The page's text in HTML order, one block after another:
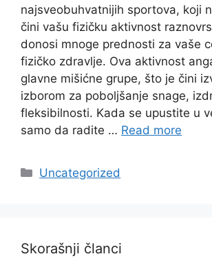
najsveobuhvatnijih sportova, koji
čini vašu fizičku aktivnost
donosi mnoge prednosti za vaše
fizičko zdravlje. Ova aktivnost
glavne mišićne grupe, što je čini
izborom za poboljšanje snage,
fleksibilnosti. Kada se upustite u
samo da radite … Read more
Categories
Uncategorized
Skorašnji članci